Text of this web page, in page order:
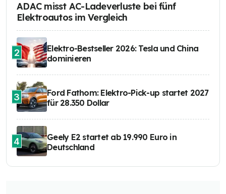
ADAC misst AC-Ladeverluste bei fünf
Elektroautos im Vergleich
2
Elektro-Bestseller 2026: Tesla und China
dominieren
3
Ford Fathom: Elektro-Pick-up startet 2027
für 28.350 Dollar
4
Geely E2 startet ab 19.990 Euro in
Deutschland